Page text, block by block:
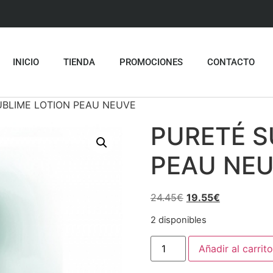
INICIO TIENDA PROMOCIONES CONTACTO
LOTION PEAU NEUVE
PURETÉ
PEAU
24.45€ 19.55€
2 disponibles
Añadir al carrito